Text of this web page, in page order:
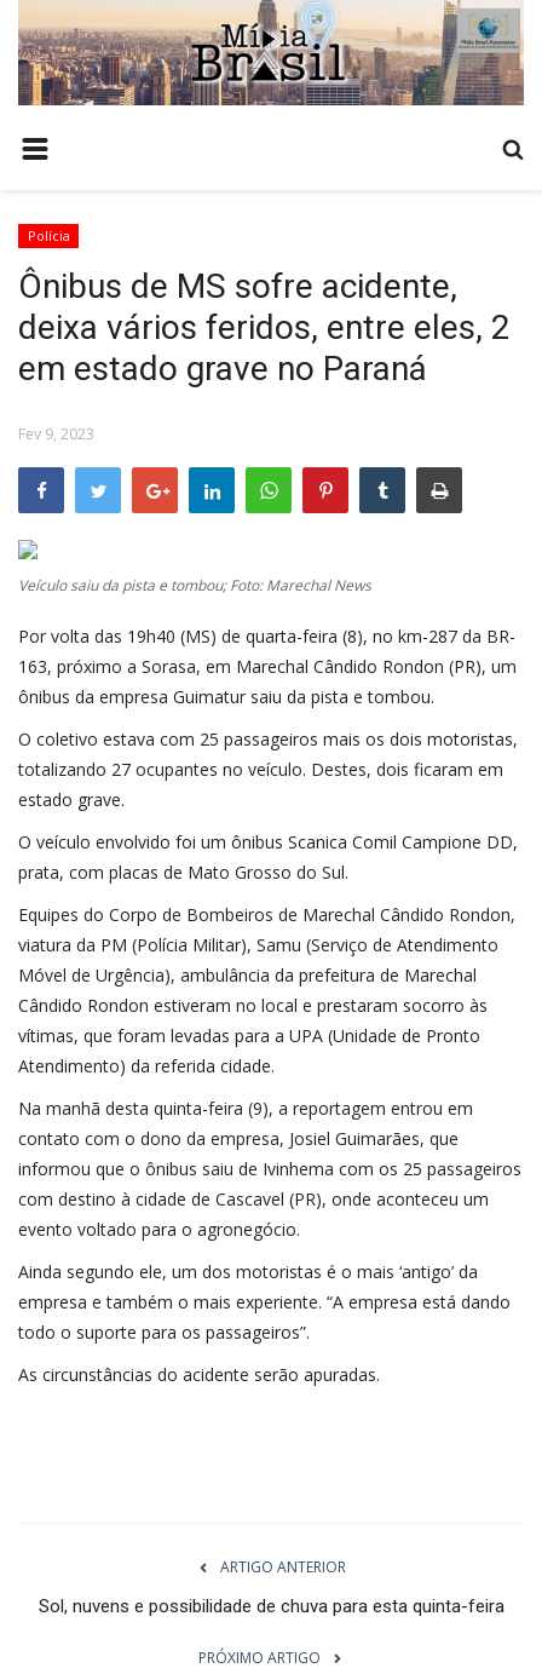
HOME
COMO ANUNCIAR
NOTÍCIAS
POLÍCIA
ESTADO
POLÍTICA
BRASIL
ECONOMIA
Polícia
Ônibus de MS sofre acidente,
deixa vários feridos, entre eles, 2
em estado grave no Paraná
Fev 9, 2023
Veículo saiu da pista e tombou; Foto: Marechal News
Por volta das 19h40 (MS) de quarta-feira (8), no km-287 da BR-
163, próximo a Sorasa, em Marechal Cândido Rondon (PR), um
ônibus da empresa Guimatur saiu da pista e tombou.
O coletivo estava com 25 passageiros mais os dois motoristas,
totalizando 27 ocupantes no veículo. Destes, dois ficaram em
estado grave.
O veículo envolvido foi um ônibus Scanica Comil Campione DD,
prata, com placas de Mato Grosso do Sul.
Equipes do Corpo de Bombeiros de Marechal Cândido Rondon,
viatura da PM (Polícia Militar), Samu (Serviço de Atendimento
Móvel de Urgência), ambulância da prefeitura de Marechal
Cândido Rondon estiveram no local e prestaram socorro às
vítimas, que foram levadas para a UPA (Unidade de Pronto
Atendimento) da referida cidade.
Na manhã desta quinta-feira (9), a reportagem entrou em
contato com o dono da empresa, Josiel Guimarães, que
informou que o ônibus saiu de Ivinhema com os 25 passageiros
com destino à cidade de Cascavel (PR), onde aconteceu um
evento voltado para o agronegócio.
Ainda segundo ele, um dos motoristas é o mais ‘antigo’ da
empresa e também o mais experiente. “A empresa está dando
todo o suporte para os passageiros”.
As circunstâncias do acidente serão apuradas.
ARTIGO ANTERIOR
Sol, nuvens e possibilidade de chuva para esta quinta-feira
PRÓXIMO ARTIGO